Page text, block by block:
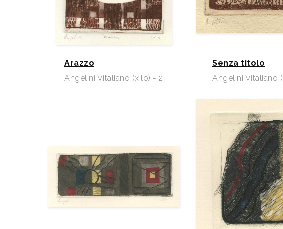
Arazzo
Angelini Vitaliano (xilo) - 2
Senza titolo
Angelini Vitaliano